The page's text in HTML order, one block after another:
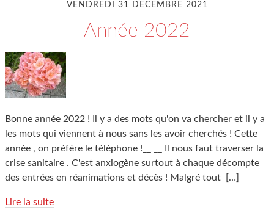
VENDREDI 31 DÉCEMBRE 2021
Année 2022
Bonne année 2022 ! Il y a des mots qu'on va chercher et il y a
les mots qui viennent à nous sans les avoir cherchés ! Cette
année , on préfère le téléphone !__ __ Il nous faut traverser la
crise sanitaire . C'est anxiogène surtout à chaque décompte
des entrées en réanimations et décès ! Malgré tout
[…]
Lire la suite